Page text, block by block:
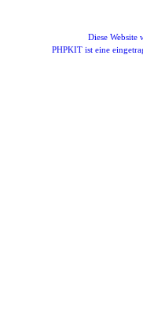
Diese Website
PHPKIT ist eine